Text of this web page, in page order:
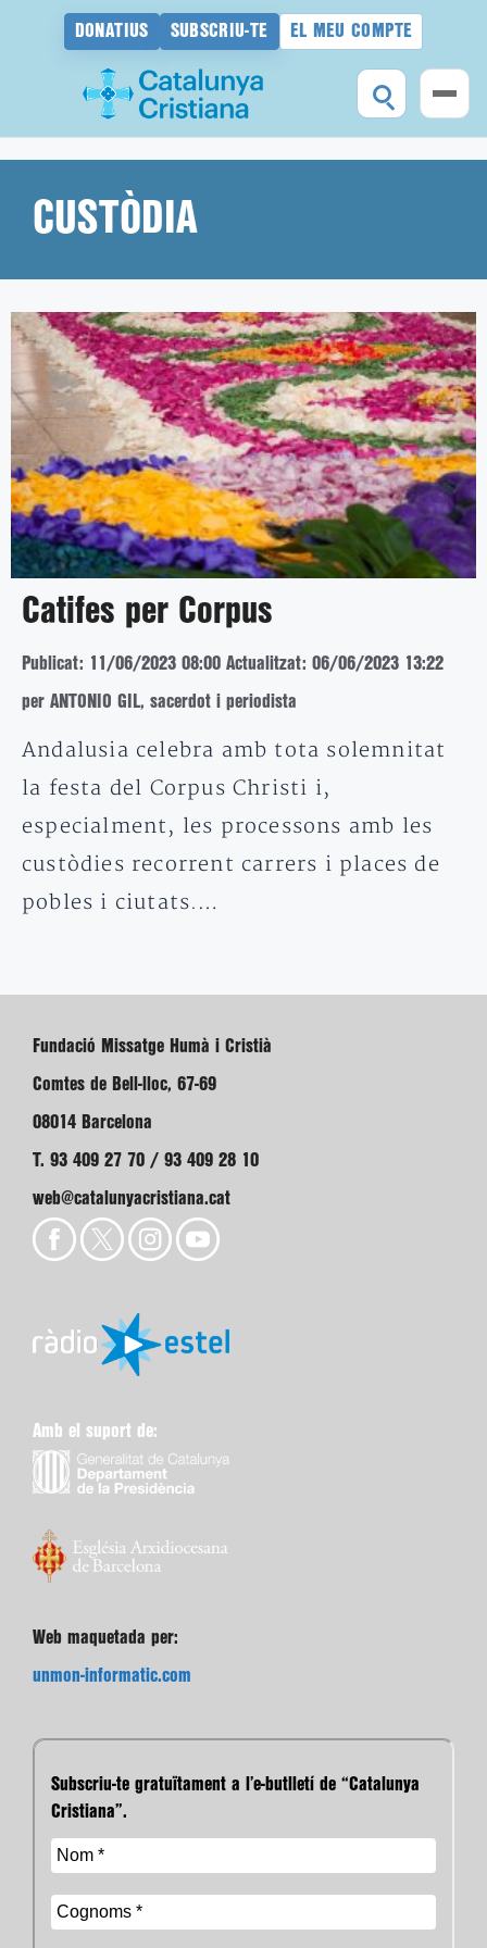
DONATIUS SUBSCRIU-TE EL MEU COMPTE
contingutCUSTÒDIA
Catifes per Corpus
Publicat: 11/06/2023 08:00 Actualitzat: 06/06/2023 13:22
per ANTONIO GIL, sacerdot i periodista
Andalusia celebra amb tota solemnitat
la festa del Corpus Christi i,
especialment, les processons amb les
custòdies recorrent carrers i places de
pobles i ciutats.…
Fundació Missatge Humà i Cristià
Comtes de Bell-lloc, 67-69
08014 Barcelona
T. 93 409 27 70 / 93 409 28 10
web@catalunyacristiana.cat
Amb el suport de:
Web maquetada per:
unmon-informatic.com
Subscriu-te gratuïtament a l’e-butlletí de “Catalunya
Cristiana”.